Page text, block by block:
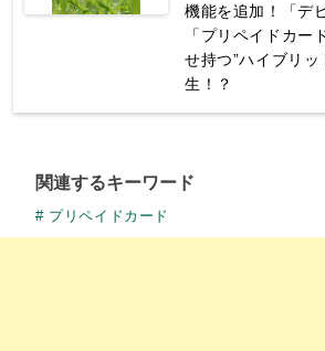
機能を追加！「デ
「プリペイドカー
せ持つ”ハイブリッ
生！？
関連するキーワード
プリペイドカード